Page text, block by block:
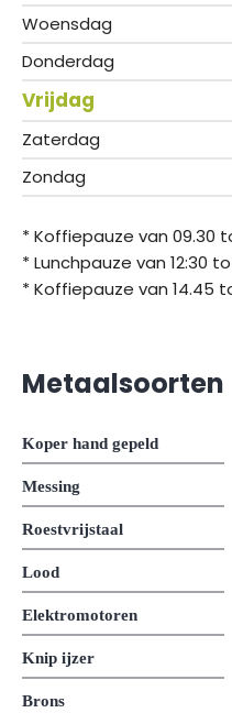
Woensdag
Donderdag
Vrijdag
Zaterdag
Zondag
* Koffiepauze van 09.30
* Lunchpauze van 12:30
* Koffiepauze van 14.45
Metaalsoorten
Koper hand gepeld
Messing
Roestvrijstaal
Lood
Elektromotoren
Knip ijzer
Brons